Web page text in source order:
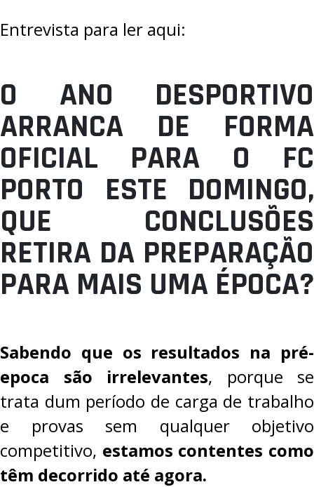
Entrevista para ler aqui:
O ANO DESPORTIVO
ARRANCA DE FORMA
OFICIAL PARA O FC
PORTO ESTE DOMINGO,
QUE CONCLUSÕES
RETIRA DA PREPARAÇÃO
PARA MAIS UMA ÉPOCA?
Sabendo que os resultados na pré-
epoca são irrelevantes, porque se
trata dum período de carga de trabalho
e provas sem qualquer objetivo
competitivo, estamos contentes como
têm decorrido até agora.